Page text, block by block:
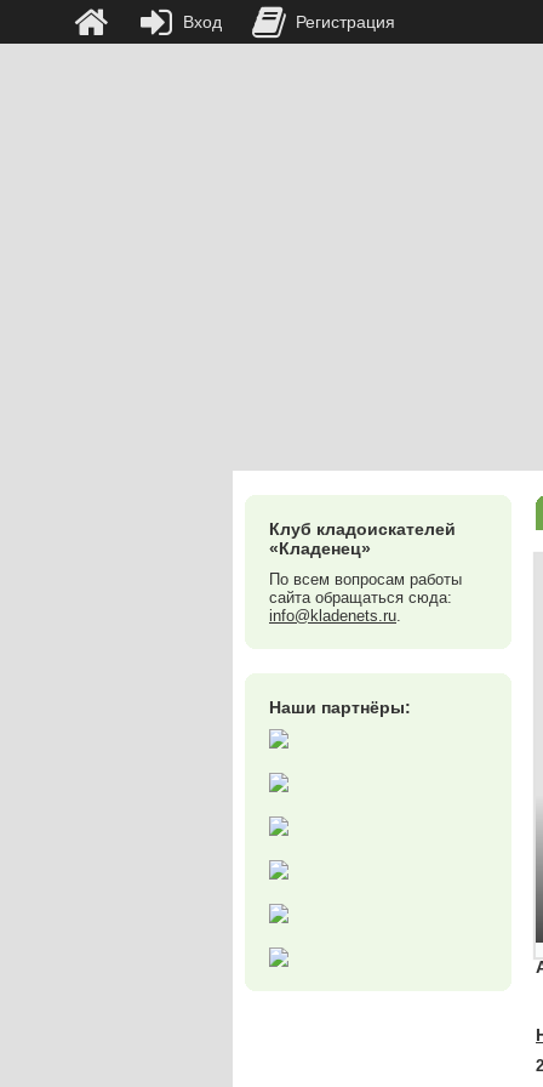
Клуб кладоискателей
«Кладенец»
По всем вопросам работы
сайта обращаться сюда:
info@kladenets.ru.
Наши партнёры:
Вход Регистрация